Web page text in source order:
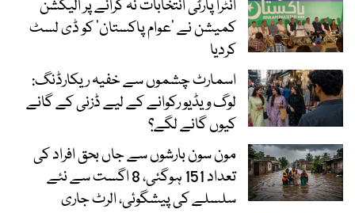
انٹرا پارٹی انتخابات نہ کرانے پر الیکشن
کمیشن نے ’عوام پاکستان‘ کو ڈی لسٹ
کردیا
اسمارٹ چشموں سے خفیہ ریکارڈنگ:
لوگ ویڈیو رکوانے کے لیے ڈزنی کے گانے
کیوں گانے لگے؟
مون سون بارشوں سے جاں بحق افراد کی
تعداد 151 ہوگئی، 8 اگست سے نئے
سلسلے کی پیشگوئی، الرٹ جاری